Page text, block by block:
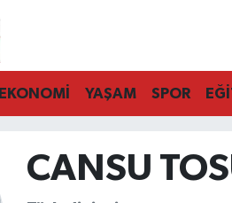
EKONOMİ YAŞAM SPOR
CANSU